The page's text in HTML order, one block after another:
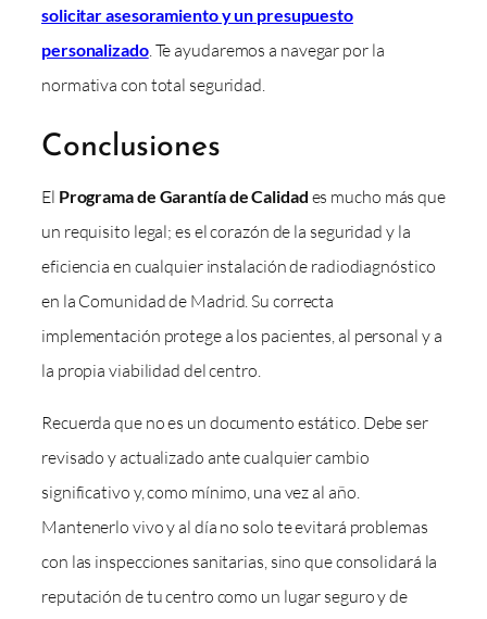
solicitar asesoramiento y un presupuesto
personalizado. Te ayudaremos a navegar por la
normativa con total seguridad.
Conclusiones
El Programa de Garantía de Calidad es mucho más que
un requisito legal; es el corazón de la seguridad y la
eficiencia en cualquier instalación de radiodiagnóstico
en la Comunidad de Madrid. Su correcta
implementación protege a los pacientes, al personal y a
la propia viabilidad del centro.
Recuerda que no es un documento estático. Debe ser
revisado y actualizado ante cualquier cambio
significativo y, como mínimo, una vez al año.
Mantenerlo vivo y al día no solo te evitará problemas
con las inspecciones sanitarias, sino que consolidará la
reputación de tu centro como un lugar seguro y de